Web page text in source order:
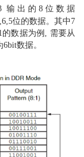
输出的8位数据
位的数据。其中7
的数据为例, 需要从
数据。